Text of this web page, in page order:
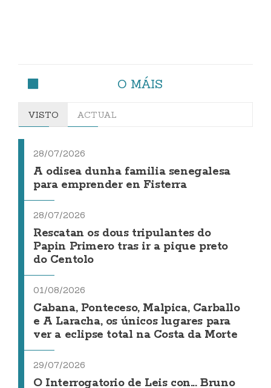
O MÁIS
VISTO ACTUAL
28/07/2026
A odisea dunha familia senegalesa
para emprender en Fisterra
28/07/2026
Rescatan os dous tripulantes do
Papin Primero tras ir a pique preto
do Centolo
01/08/2026
Cabana, Ponteceso, Malpica, Carballo
e A Laracha, os únicos lugares para
ver a eclipse total na Costa da Morte
29/07/2026
O Interrogatorio de Leis con... Bruno